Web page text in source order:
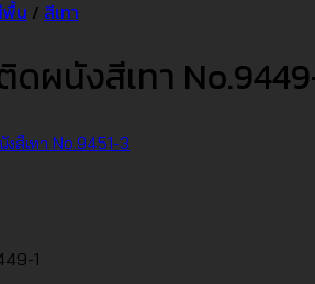
พื้น / สีเทา
ดผนังสีเทา
1